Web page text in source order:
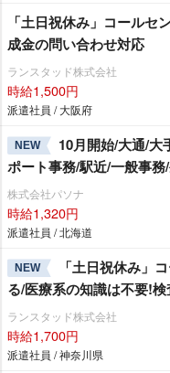
「土日祝休み」コールセ
成金の問い合わせ対応
ランスタッド株式会社
時給1,500円
派遣社員 / 大阪府
NEW
10月開始/大通/大
ポート事務/駅近/一般事務
株式会社パソナ
時給1,320円
派遣社員 / 北海道
NEW
「土日祝休み」
る/医療系の知識は不要!
ランスタッド株式会社
時給1,700円
派遣社員 / 神奈川県